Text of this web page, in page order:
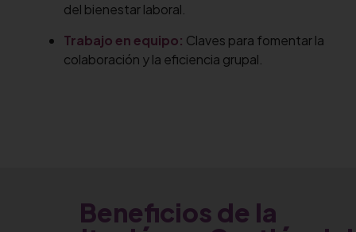
del bienestar laboral.
Trabajo en equipo: Claves para fomentar la
colaboración y la eficiencia grupal.
Beneficios de la